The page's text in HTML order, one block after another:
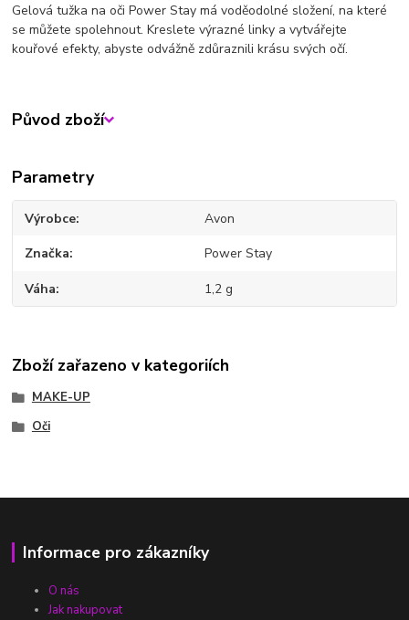
Gelová tužka na oči Power Stay má voděodolné složení, na které
se můžete spolehnout. Kreslete výrazné linky a vytvářejte
kouřové efekty, abyste odvážně zdůraznili krásu svých očí.
Původ zboží
Parametry
Výrobce Avon
Značka Power Stay
Váha 1,2 g
Zboží zařazeno v kategoriích
MAKE-UP
Oči
Informace pro zákazníky
O nás
Jak nakupovat